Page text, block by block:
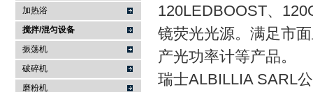
加热浴
搅拌/混匀设备
振荡机
破碎机
磨粉机
120LEDBOOST、
镜荧光光源。满足市
产光功率计等产品。
瑞士ALBILLIA SARL